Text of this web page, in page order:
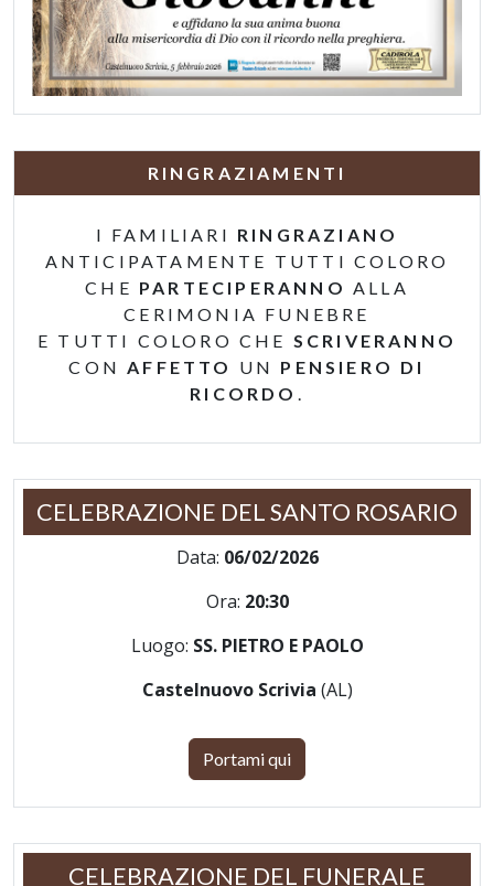
RINGRAZIAMENTI
I FAMILIARI RINGRAZIANO
ANTICIPATAMENTE TUTTI COLORO
CHE PARTECIPERANNO ALLA
CERIMONIA FUNEBRE
E TUTTI COLORO CHE SCRIVERANNO
CON AFFETTO UN PENSIERO DI
RICORDO
CELEBRAZIONE DEL SANTO ROSARIO
Data: 06/02/2026
Ora: 20:30
Luogo: SS. PIETRO E PAOLO
Castelnuovo Scrivia (AL)
Portami qui
CELEBRAZIONE DEL FUNERALE